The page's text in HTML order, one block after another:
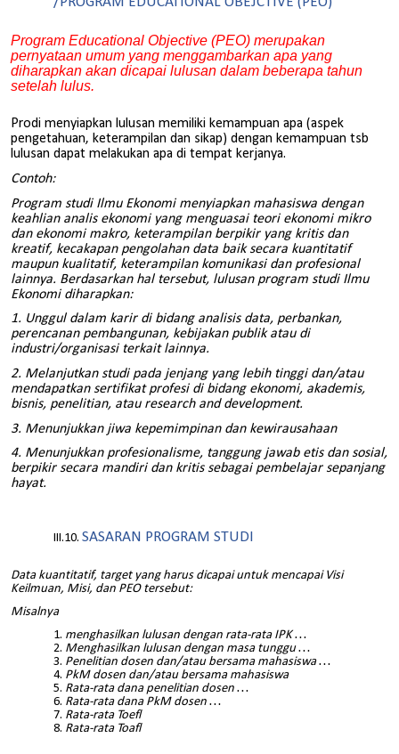
Program Educational Objective (PEO) merupakan
pernyataan umum yang menggambarkan apa yang
diharapkan akan dicapai lulusan dalam beberapa tahun
setelah lulus.
Prodi menyiapkan lulusan memiliki kemampuan apa (aspek
pengetahuan, keterampilan dan sikap) dengan kemampuan tsb
lulusan dapat melakukan apa di tempat kerjanya.
Contoh:
Program studi Ilmu Ekonomi menyiapkan mahasiswa dengan
keahlian analis ekonomi yang menguasai teori ekonomi mikro
dan ekonomi makro, keterampilan berpikir yang kritis dan
kreatif, kecakapan pengolahan data baik secara kuantitatif
maupun kualitatif, keterampilan komunikasi dan profesional
lainnya. Berdasarkan hal tersebut, lulusan program studi Ilmu
Ekonomi diharapkan:
1. Unggul dalam karir di bidang analisis data, perbankan,
perencanan pembangunan, kebijakan publik atau di
industri/organisasi terkait lainnya.
2. Melanjutkan studi pada jenjang yang lebih tinggi dan/atau
mendapatkan sertifikat profesi di bidang ekonomi, akademis,
bisnis, penelitian, atau research and development.
3. Menunjukkan jiwa kepemimpinan dan kewirausahaan
4. Menunjukkan profesionalisme, tanggung jawab etis dan sosial,
berpikir secara mandiri dan kritis sebagai pembelajar sepanjang
hayat.
SASARAN PROGRAM STUDI
Data kuantitatif, target yang harus dicapai untuk mencapai Visi
Keilmuan, Misi, dan PEO tersebut:
Misalnya
menghasilkan lulusan dengan rata-rata IPK …
Menghasilkan lulusan dengan masa tunggu …
Penelitian dosen dan/atau bersama mahasiswa …
PkM dosen dan/atau bersama mahasiswa
Rata-rata dana penelitian dosen …
Rata-rata dana PkM dosen …
Rata-rata Toefl
Rata-rata Toafl